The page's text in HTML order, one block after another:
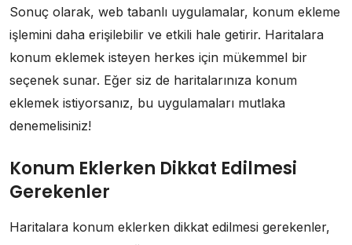
Sonuç olarak, web tabanlı uygulamalar, konum ekleme
işlemini daha erişilebilir ve etkili hale getirir. Haritalara
konum eklemek isteyen herkes için mükemmel bir
seçenek sunar. Eğer siz de haritalarınıza konum
eklemek istiyorsanız, bu uygulamaları mutlaka
denemelisiniz!
Konum Eklerken Dikkat Edilmesi
Gerekenler
Haritalara konum eklerken dikkat edilmesi gerekenler,